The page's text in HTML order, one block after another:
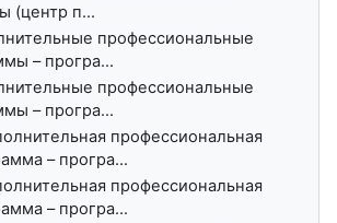
(центр п...
профессиональные
– програ...
профессиональные
– програ...
профессиональная
– програ...
профессиональная
– програ...